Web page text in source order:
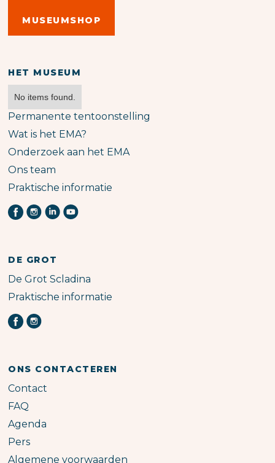
MUSEUMSHOP
HET MUSEUM
No items found.
Permanente tentoonstelling
Wat is het EMA?
Onderzoek aan het EMA
Ons team
Praktische informatie
DE GROT
De Grot Scladina
Praktische informatie
ONS CONTACTEREN
Contact
FAQ
Agenda
Pers
Algemene voorwaarden